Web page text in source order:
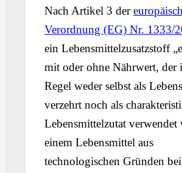
Nach Artikel 3 der
Verordnung (EG) Nr. 1333/
ein Lebensmittelzusatzstoff
mit oder ohne Nährwert, der
Regel weder selbst als
verzehrt noch als
Lebensmittelzutat
einem Lebensmittel aus
technologischen Gründen